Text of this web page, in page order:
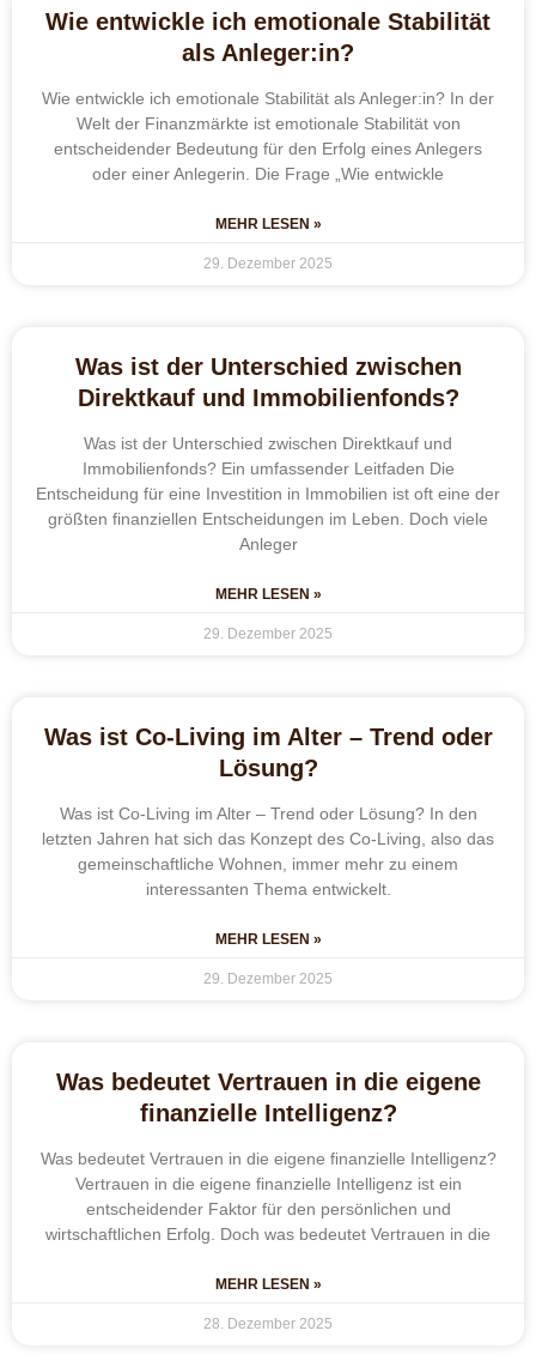
Wie entwickle ich emotionale Stabilität
als Anleger:in?
Wie entwickle ich emotionale Stabilität als Anleger:in? In der
Welt der Finanzmärkte ist emotionale Stabilität von
entscheidender Bedeutung für den Erfolg eines Anlegers
oder einer Anlegerin. Die Frage „Wie entwickle
MEHR LESEN »
29. Dezember 2025
Was ist der Unterschied zwischen
Direktkauf und Immobilienfonds?
Was ist der Unterschied zwischen Direktkauf und
Immobilienfonds? Ein umfassender Leitfaden Die
Entscheidung für eine Investition in Immobilien ist oft eine der
größten finanziellen Entscheidungen im Leben. Doch viele
Anleger
MEHR LESEN »
29. Dezember 2025
Was ist Co-Living im Alter – Trend oder
Lösung?
Was ist Co-Living im Alter – Trend oder Lösung? In den
letzten Jahren hat sich das Konzept des Co-Living, also das
gemeinschaftliche Wohnen, immer mehr zu einem
interessanten Thema entwickelt.
MEHR LESEN »
29. Dezember 2025
Was bedeutet Vertrauen in die eigene
finanzielle Intelligenz?
Was bedeutet Vertrauen in die eigene finanzielle Intelligenz?
Vertrauen in die eigene finanzielle Intelligenz ist ein
entscheidender Faktor für den persönlichen und
wirtschaftlichen Erfolg. Doch was bedeutet Vertrauen in die
MEHR LESEN »
28. Dezember 2025